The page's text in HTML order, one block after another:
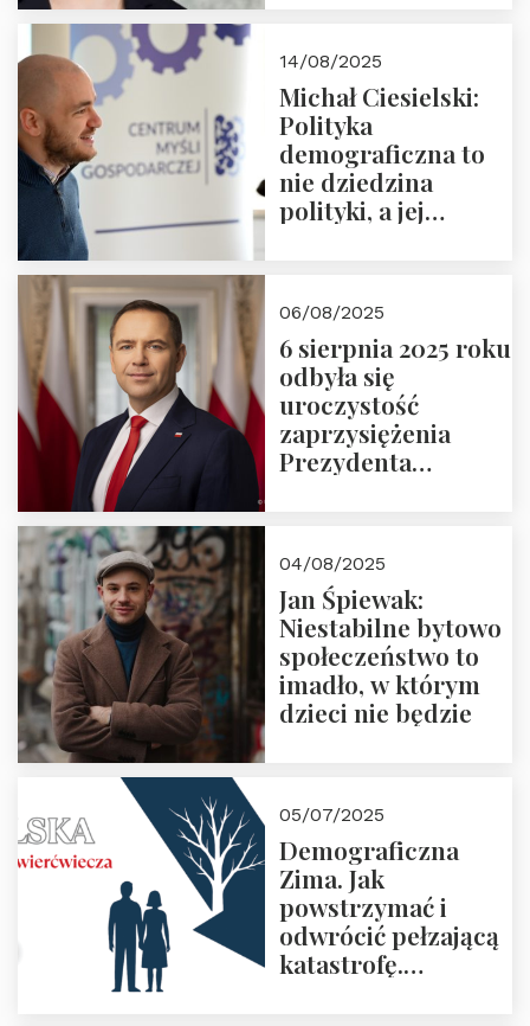
14/08/2025
Michał Ciesielski:
Polityka
demograficzna to
nie dziedzina
polityki, a jej
06/08/2025
6 sierpnia 2025 roku
odbyła się
uroczystość
zaprzysiężenia
Prezydenta
Nawrockiego
04/08/2025
Jan Śpiewak:
Niestabilne bytowo
społeczeństwo to
imadło, w którym
dzieci nie będzie
05/07/2025
Demograficzna
Zima. Jak
powstrzymać i
odwrócić pełzającą
katastrofę.